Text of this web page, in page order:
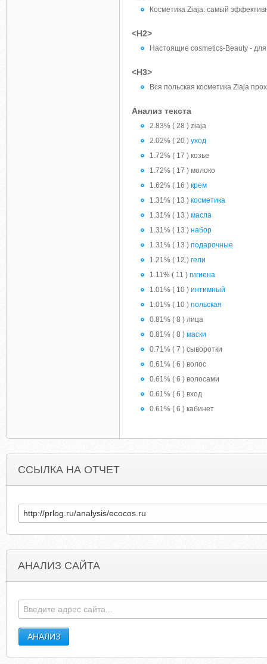
Косметика Ziaja: самый
<H2>
Настоящие cosmetics-Beauty -
<H3>
Вся польская косметика Ziaja
Анализ текста
2.83% ( 28 ) ziaja
2.02% ( 20 ) уход
1.72% ( 17 ) козье
1.72% ( 17 ) молоко
1.62% ( 16 ) крем
1.31% ( 13 ) косметика
1.31% ( 13 ) масла
1.31% ( 13 ) набор
1.31% ( 13 ) подарочные
1.21% ( 12 ) гели
1.11% ( 11 ) гигиена
1.01% ( 10 ) интимный
1.01% ( 10 ) польская
0.81% ( 8 ) лица
0.81% ( 8 ) маски
0.71% ( 7 ) сыворотки
0.61% ( 6 ) волос
0.61% ( 6 ) волосами
0.61% ( 6 ) вход
0.61% ( 6 ) кабинет
ССЫЛКА НА ОТЧЕТ
АНАЛИЗ САЙТА